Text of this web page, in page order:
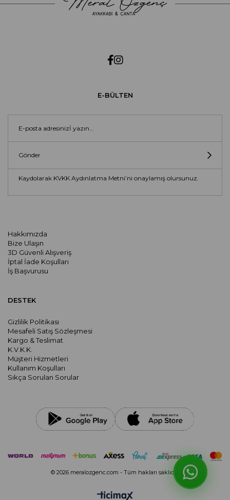
Hakkımızda
Bize Ulaşın
3D Güvenli Alışveriş
İptal İade Koşulları
İş Başvurusu
E-BÜLTEN
Gönder
Kaydolarak KVKK Aydınlatma Metni’ni onaylamış olursunuz.
DESTEK
Gizlilik Politikası
Mesafeli Satış Sözleşmesi
Kargo & Teslimat
K.V.K.K.
Müşteri Hizmetleri
Kullanım Koşulları
Sıkça Sorulan Sorular
© 2026 meralozgenc.com - Tüm hakları saklıdır.